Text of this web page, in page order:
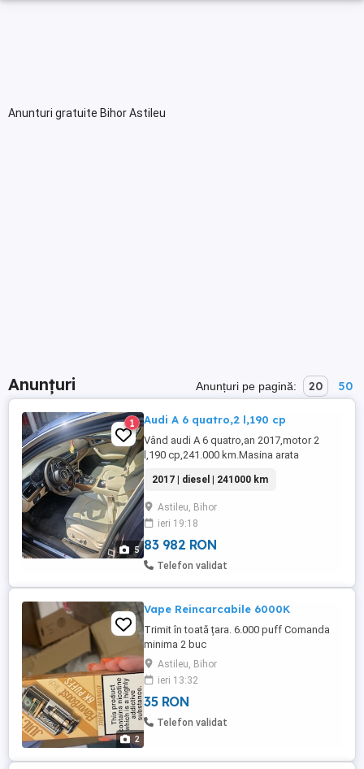
Anunturi gratuite Bihor Astileu
Anunțuri Anunțuri pe pagină: 20 50
5
1 Audi A 6 quatro,2 l,190 cp
Vând audi A 6 quatro,an 2017,motor 2
l,190 cp,241.000 km.Masina arata
exterior,f.bn întreținută,funcționează
impecabil din punct de vedere
tehnic,având pachetul full ca și dotări.Mai
multe informații la tel. -Lucian
2017 | diesel | 241000 km
Astileu, Bihor
ieri 19:18
83 982 RON
Telefon validat
2
Vape Reincarcabile 6000K
Trimit în toată țara. 6.000 puff Comanda
minima 2 buc
Astileu, Bihor
ieri 13:32
35 RON
Telefon validat